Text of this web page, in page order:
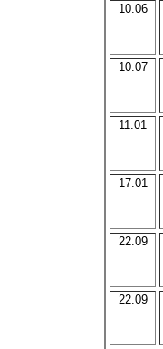
10.06
10.07
11.01
17.01
22.09
22.09